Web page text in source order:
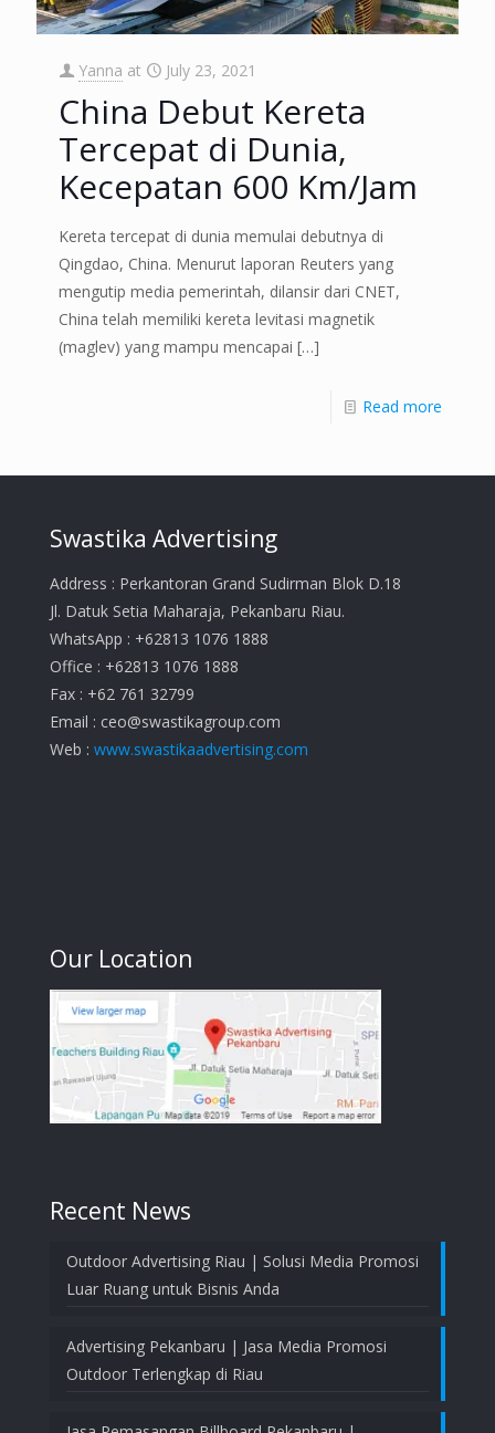
Yanna at July 23, 2021
China Debut Kereta
Tercepat di Dunia,
Kecepatan 600 Km/Jam
Kereta tercepat di dunia memulai debutnya di
Qingdao, China. Menurut laporan Reuters yang
mengutip media pemerintah, dilansir dari CNET,
China telah memiliki kereta levitasi magnetik
(maglev) yang mampu mencapai […]
Read more
Swastika Advertising
Address : Perkantoran Grand Sudirman Blok D.18
Jl. Datuk Setia Maharaja, Pekanbaru Riau.
WhatsApp : +62813 1076 1888
Office : +62813 1076 1888
Fax : +62 761 32799
Email : ceo@swastikagroup.com
Web : www.swastikaadvertising.com
Our Location
Recent News
Outdoor Advertising Riau | Solusi Media Promosi
Luar Ruang untuk Bisnis Anda
Advertising Pekanbaru | Jasa Media Promosi
Outdoor Terlengkap di Riau